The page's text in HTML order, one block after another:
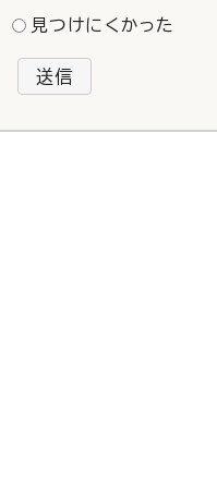
見つけにくかった
送信